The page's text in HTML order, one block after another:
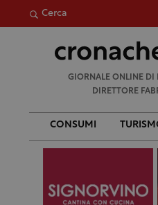
Cerca
GIORNALE ONLINE DI
DIRETTORE
CONSUMI